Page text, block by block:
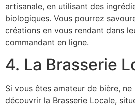
artisanale, en utilisant des
biologiques. Vous pourrez
créations en vous rendant dans
commandant en ligne.
4. La Brasserie
Si vous êtes amateur de bière,
découvrir la Brasserie Locale,